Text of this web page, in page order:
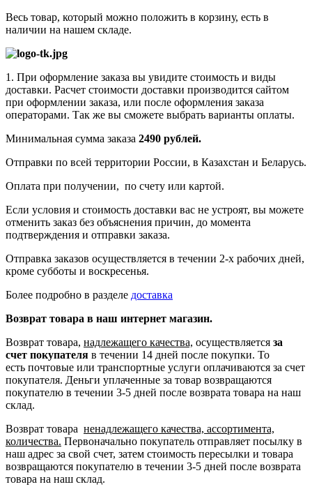
Весь товар, который можно положить в корзину, есть в
наличии на нашем складе.
1. При оформление заказа вы увидите стоимость и виды
доставки. Расчет стоимости доставки производится сайтом
при оформлении заказа, или после оформления заказа
операторами. Так же вы сможете выбрать варианты оплаты.
Минимальная сумма заказа 2490 рублей.
Отправки по всей территории России, в Казахстан и Беларусь.
Оплата при получении, по счету или картой.
Если условия и стоимость доставки вас не устроят, вы можете
отменить заказ без объяснения причин, до момента
подтверждения и отправки заказа.
Отправка заказов осуществляется в течении 2-х рабочих дней,
кроме субботы и воскресенья.
Более подробно в разделе доставка
Возврат товара в наш интернет магазин.
Возврат товара, надлежащего качества, осуществляется за
счет покупателя в течении 14 дней после покупки. То
есть почтовые или транспортные услуги оплачиваются за счет
покупателя. Деньги уплаченные за товар возвращаются
покупателю в течении 3-5 дней после возврата товара на наш
склад.
Возврат товара ненадлежащего качества, ассортимента,
количества. Первоначально покупатель отправляет посылку в
наш адрес за свой счет, затем стоимость пересылки и товара
возвращаются покупателю в течении 3-5 дней после возврата
товара на наш склад.